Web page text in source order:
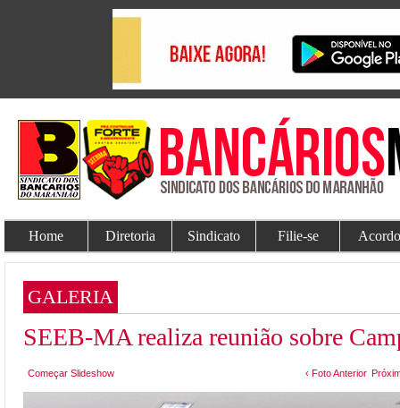
Home Diretoria Sindicato Filie-se
GALERIA
SEEB-MA realiza reunião sobre
Começar Slideshow ‹ Foto Anterior